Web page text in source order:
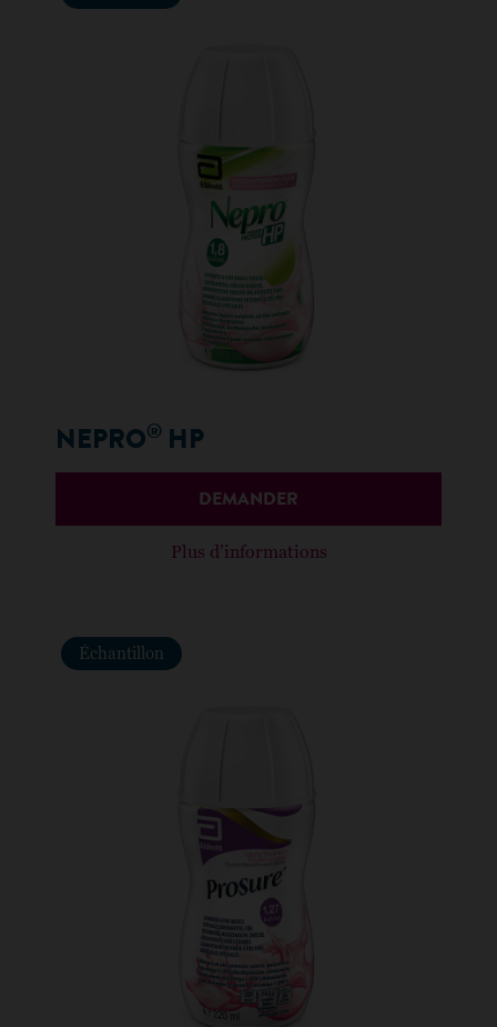
NEPRO® HP
DEMANDER
Plus d’informations
Échantillon